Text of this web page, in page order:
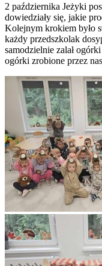
2 października Jeżyki
dowiedziały się, jakie
Kolejnym krokiem było
każdy przedszkolak
samodzielnie zalał
ogórki zrobione przez